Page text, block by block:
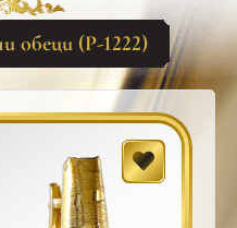
обеци (Р-1222)